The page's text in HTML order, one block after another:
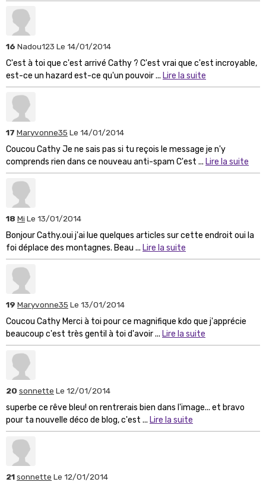
16 Nadou123 Le 14/01/2014
C'est à toi que c'est arrivé Cathy ? C'est vrai que c'est incroyable,
est-ce un hazard est-ce qu'un pouvoir ... Lire la suite
17 Maryvonne35 Le 14/01/2014
Coucou Cathy Je ne sais pas si tu reçois le message je n'y
comprends rien dans ce nouveau anti-spam C'est ... Lire la suite
18 Mi Le 13/01/2014
Bonjour Cathy.oui j'ai lue quelques articles sur cette endroit oui la
foi déplace des montagnes. Beau ... Lire la suite
19 Maryvonne35 Le 13/01/2014
Coucou Cathy Merci à toi pour ce magnifique kdo que j'apprécie
beaucoup c'est très gentil à toi d'avoir ... Lire la suite
20 sonnette Le 12/01/2014
superbe ce rêve bleu! on rentrerais bien dans l'image... et bravo
pour ta nouvelle déco de blog, c'est ... Lire la suite
21sonnette Le 12/01/2014